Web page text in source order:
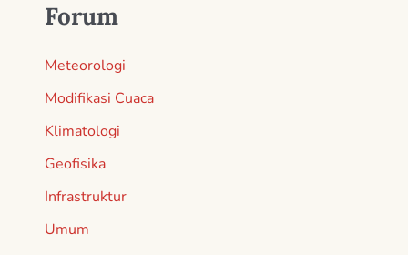
Forum
Meteorologi
Modifikasi Cuaca
Klimatologi
Geofisika
Infrastruktur
Umum